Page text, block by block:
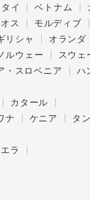
タイ ベトナム
ス モルディブ
リシャ オランダ
ノルウェー
スウェ
・スロベニア
ハ
カタール
ナ ケニア
タ
ラ